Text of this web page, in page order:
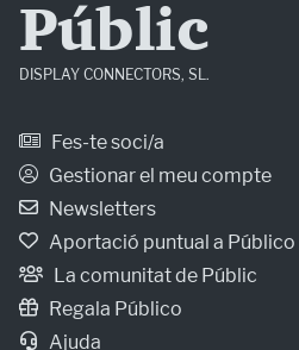
Públic
DISPLAY CONNECTORS, SL.
Fes-te soci/a
Gestionar el meu compte
Newsletters
Aportació puntual a Público
La comunitat de Públic
Regala Público
Ajuda